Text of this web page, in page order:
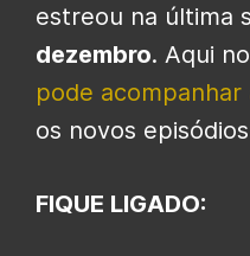
estreou na última
dezembro. Aqui no
pode acompanhar
os novos
FIQUE LIGADO: